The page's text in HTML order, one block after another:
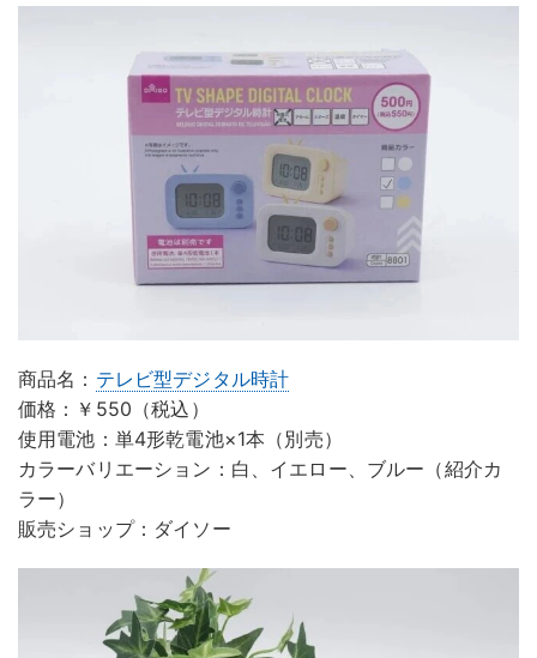
商品名： テレビ型デジタル時計
価格：￥550（税込）
使用電池：単4形乾電池×1本（別売）
カラーバリエーション：白、イエロー、ブルー（紹介カ
ラー）
販売ショップ：ダイソー